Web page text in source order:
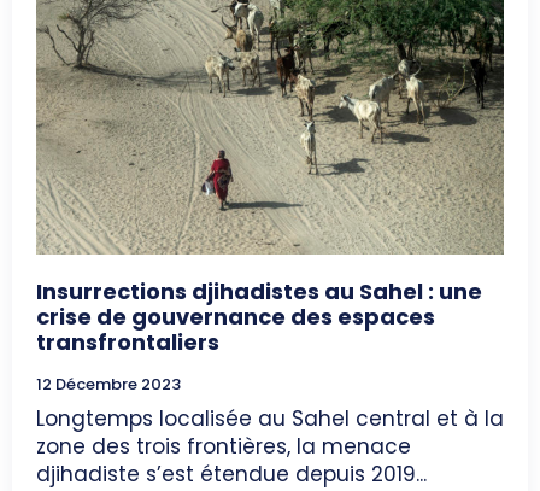
Insurrections djihadistes au Sahel : une
crise de gouvernance des espaces
transfrontaliers
12 Décembre 2023
Longtemps localisée au Sahel central et à la
zone des trois frontières, la menace
djihadiste s’est étendue depuis 2019...